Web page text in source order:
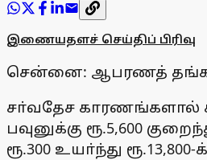
இணையதளச் செய்திப் பிரிவு
சென்னை: ஆபரணத்
சா்வதேச காரணங்களால்
பவுனுக்கு ரூ.5,600
ரூ.300 உயா்ந்து